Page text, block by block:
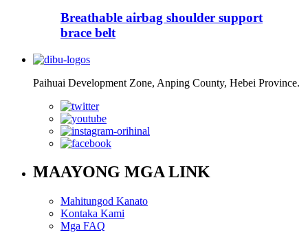
Breathable airbag shoulder support
brace belt
Paihuai Development Zone, Anping County, Hebei Province.
MAAYONG MGA LINK
Mahitungod Kanato
Kontaka Kami
Mga FAQ